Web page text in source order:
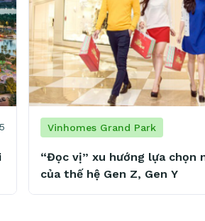
Vinhomes Grand Park
“Đọc vị” xu hướng lựa chọn
của thế hệ Gen Z, Gen Y